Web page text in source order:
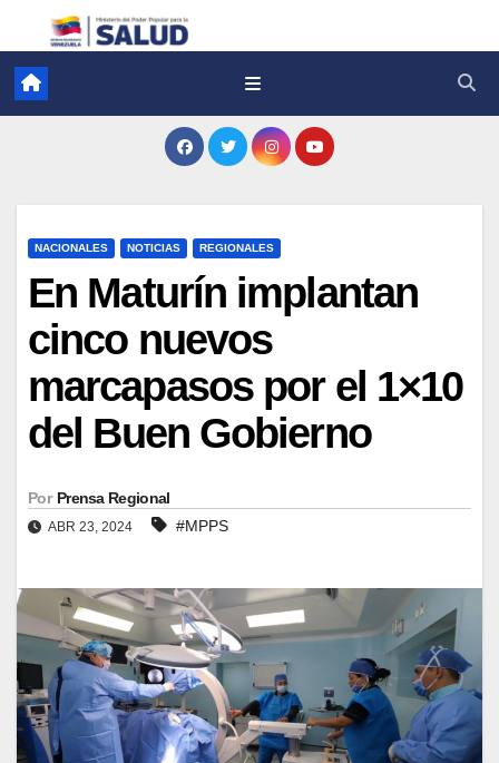
NACIONALES NOTICIAS REGIONALES
En Maturín implantan
cinco nuevos
marcapasos por el 1×10
del Buen Gobierno
Por Prensa Regional
ABR 23, 2024 #MPPS